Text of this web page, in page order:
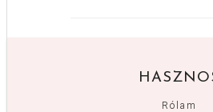
Rólam